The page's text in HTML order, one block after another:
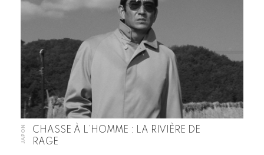
JAPON
CHASSE À L’HOMME : LA RIVIÈRE DE
RAGE